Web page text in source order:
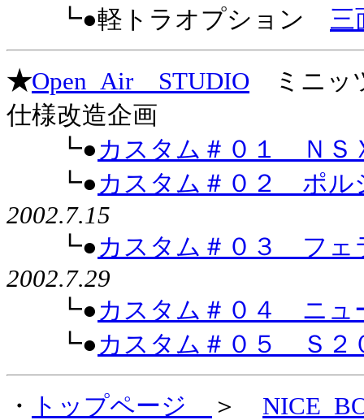
┗●軽トラオプション 三
★Open_Air STUDIO ミニッ
仕様改造企画
┗● カスタム＃０１ ＮＳ
┗● カスタム＃０２ ポル
2002.7.15
┗● カスタム＃０３ フェ
2002.7.29
┗● カスタム＃０４ ニ
┗● カスタム＃０５ Ｓ２
・ トップページ ＞